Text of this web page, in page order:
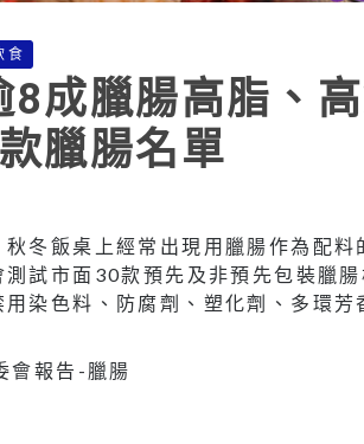
食
8成臘腸高脂、
臘腸名單
秋冬飯桌上經常出現用臘腸作為配
測試市面30款預先及非預先包裝臘
染色料、防腐劑、塑化劑、多環芳